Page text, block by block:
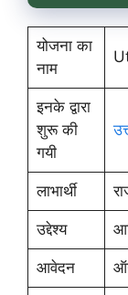
योजना का
नाम
इनके द्वारा
शुरू की
गयी
लाभार्थी
उद्देश्य
आवेदन